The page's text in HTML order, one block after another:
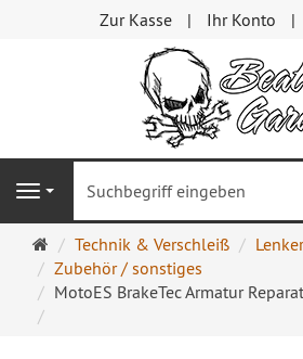
Zur Kasse Ihr Konto
Navigation
Startseite
Technik & Verschleiß
Zubehör / sonstiges
MotoES BrakeTec Armatur